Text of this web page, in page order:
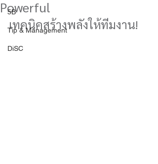
5B
Tip & Management
DiSC
Powerful
เทคนิคสร้างพลังให้ทีมงาน!